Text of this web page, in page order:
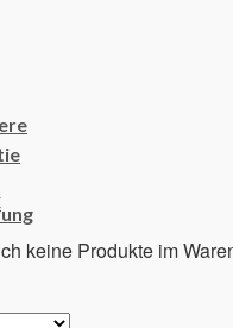
keine Produkte im